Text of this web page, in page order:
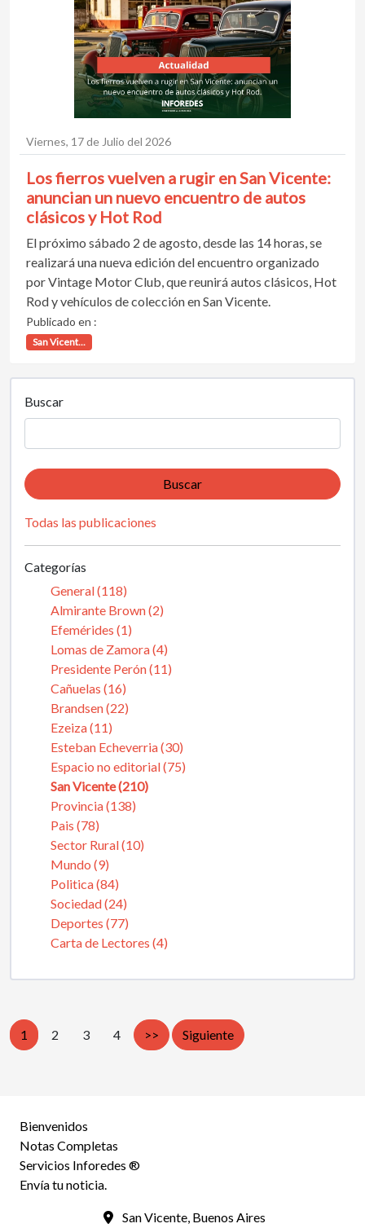
Viernes, 17 de Julio del 2026
Los fierros vuelven a rugir en San Vicente:
anuncian un nuevo encuentro de autos
clásicos y Hot Rod
El próximo sábado 2 de agosto, desde las 14 horas, se
realizará una nueva edición del encuentro organizado
por Vintage Motor Club, que reunirá autos clásicos, Hot
Rod y vehículos de colección en San Vicente.
Publicado en :
San Vicent...
Buscar
Buscar
Todas las publicaciones
Categorías
General (118)
Almirante Brown (2)
Efemérides (1)
Lomas de Zamora (4)
Presidente Perón (11)
Cañuelas (16)
Brandsen (22)
Ezeiza (11)
Esteban Echeverria (30)
Espacio no editorial (75)
San Vicente (210)
Provincia (138)
Pais (78)
Sector Rural (10)
Mundo (9)
Politica (84)
Sociedad (24)
Deportes (77)
Carta de Lectores (4)
1 2 3 4 >> Siguiente
Bienvenidos
Notas Completas
Servicios Inforedes ®
Envía tu noticia.
San Vicente, Buenos Aires